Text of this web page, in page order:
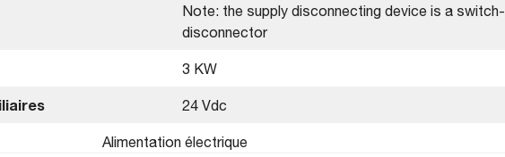
Note: the supply disconnecting device is a switch-
disconnector
3 KW
24 Vdc
Alimentation électrique